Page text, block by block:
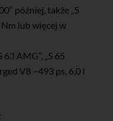
później, także „S
lub więcej w
AMG”, „S 65
V8 ~493 ps, 6,0 l